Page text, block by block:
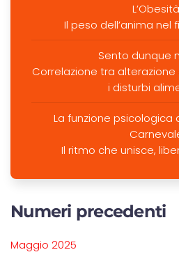
L’Obesità
Il peso dell’anima nel
Sento dunque
Correlazione tra
i disturbi
La funzione psicologica
Il ritmo che unisce,
Numeri precedenti
Maggio 2025